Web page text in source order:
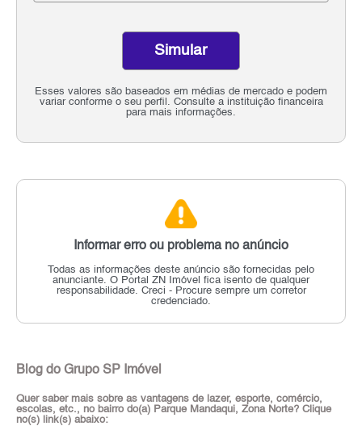
Esses valores são baseados em médias de mercado e podem
variar conforme o seu perfil. Consulte a instituição financeira
para mais informações.
Simular
Informar erro ou problema no anúncio
Todas as informações deste anúncio são fornecidas pelo
anunciante. O Portal ZN Imóvel fica isento de qualquer
responsabilidade. Creci - Procure sempre um corretor
credenciado.
Blog do Grupo SP Imóvel
Quer saber mais sobre as vantagens de lazer, esporte, comércio,
escolas, etc., no bairro do(a) Parque Mandaqui, Zona Norte? Clique
no(s) link(s) abaixo: